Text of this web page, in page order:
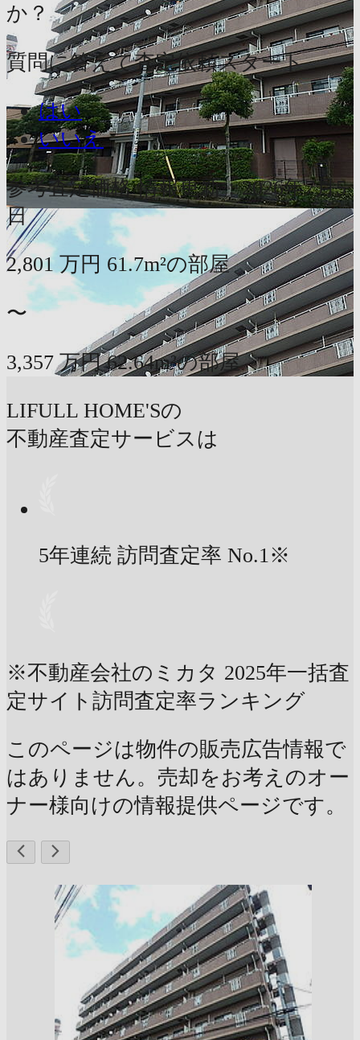
か？
質問に答えて査定依頼スタート
はい
いいえ
参考査定価格 情報更新：2026年7月5
日
2,801 万円 61.7m²の部屋
〜
3,357 万円 62.64m²の部屋
LIFULL HOME'Sの
不動産査定サービスは
5年連続 訪問査定率 No.1※
※不動産会社のミカタ 2025年一括査
定サイト訪問査定率ランキング
このページは物件の販売広告情報で
はありません。売却をお考えのオー
ナー様向けの情報提供ページです。